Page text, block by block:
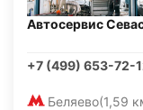
Автосервис
+7 (499) 653-72-
Беляево(1,59